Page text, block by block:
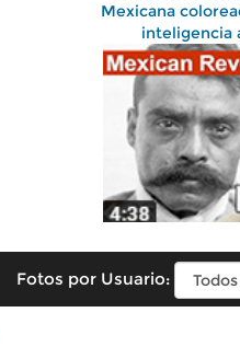
Mexicana
inteligencia
Fotos por Usuario: